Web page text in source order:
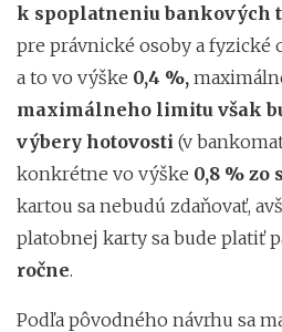
k spoplatneniu bankových
pre právnické osoby a fyzické
a to vo výške 0,4 %,
maximálneho limitu však
výbery hotovosti (v
konkrétne vo výške 0,8 % zo
kartou sa nebudú zdaňovať,
platobnej karty sa bude platiť
ročne.
Podľa pôvodného návrhu sa